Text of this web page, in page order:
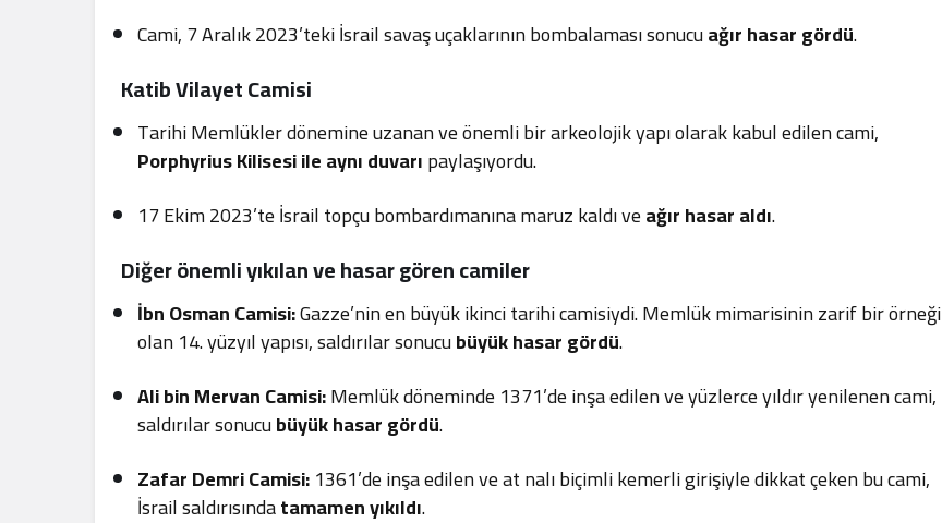
Cami, 7 Aralık 2023’teki İsrail savaş uçaklarının bombalaması sonucuağır hasar gördü.
Katib Vilayet Camisi
Tarihi Memlükler dönemine uzanan ve önemli bir arkeolojik yapı olarak kabul edilen cami,
Porphyrius Kilisesi ile aynı duvarıpaylaşıyordu.
17 Ekim 2023’te İsrail topçu bombardımanına maruz kaldı veağır hasar aldı.
Diğer önemli yıkılan ve hasar gören camiler
İbn Osman Camisi:Gazze’nin en büyük ikinci tarihi camisiydi. Memlük mimarisinin zarif bir örneği
olan 14. yüzyıl yapısı, saldırılar sonucubüyük hasar gördü.
Ali bin Mervan Camisi:Memlük döneminde 1371’de inşa edilen ve yüzlerce yıldır yenilenen cami,
saldırılar sonucubüyük hasar gördü.
Zafar Demri Camisi:1361’de inşa edilen ve at nalı biçimli kemerli girişiyle dikkat çeken bu cami,
İsrail saldırısındatamamen yıkıldı.